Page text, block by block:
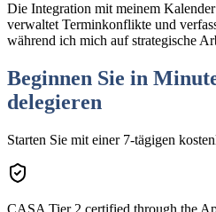
Die Integration mit meinem
verwaltet Terminkonflikte und
während ich mich auf strategische
Beginnen Sie in
delegieren
Starten Sie mit einer 7-tägigen
CASA Tier 2 certified through the